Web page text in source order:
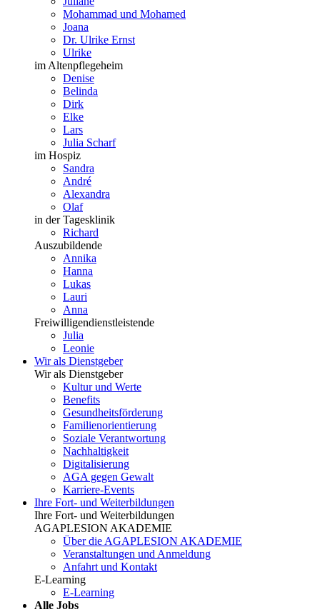
Mohammad und Mohamed
Joana
Dr. Ulrike Ernst
Ulrike
im Altenpflegeheim
Denise
Belinda
Dirk
Elke
Lars
Julia Scharf
im Hospiz
Sandra
André
Alexandra
Olaf
in der Tagesklinik
Richard
Auszubildende
Annika
Hanna
Lukas
Lauri
Anna
Freiwilligendienstleistende
Julia
Leonie
Wir als Dienstgeber
Wir als Dienstgeber
Kultur und Werte
Benefits
Gesundheits­förderung
Familien­orientierung
Soziale Verantwortung
Nachhaltigkeit
Digitalisierung
AGA gegen Gewalt
Karriere-Events
Ihre Fort- und Weiterbildungen
Ihre Fort- und Weiterbildungen
AGAPLESION AKADEMIE
Über die AGAPLESION AKADEMIE
Veranstaltungen und Anmeldung
Anfahrt und Kontakt
E-Learning
E-Learning
Alle Jobs